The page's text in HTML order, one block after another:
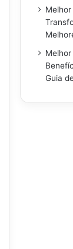
Guia